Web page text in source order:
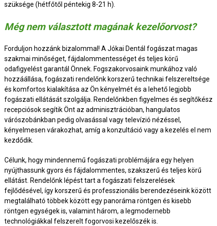
szüksége (hétfőtől péntekig 8-21 h).
Még nem választott magának kezelőorvost?
Forduljon hozzánk bizalommal! A Jókai Dentál fogászat magas
szakmai minőséget, fájdalommentességet és teljes körű
odafigyelést garantál Önnek. Fogszakorvosaink munkához való
hozzáállása, fogászati rendelőnk korszerű technikai felszereltsége
és komfortos kialakítása az Ön kényelmét és a lehető legjobb
fogászati ellátását szolgálja. Rendelőnkben figyelmes és segítőkész
recepciósok segítik Önt az adminisztrációban, hangulatos
várószobánkban pedig olvasással vagy televízió nézéssel,
kényelmesen várakozhat, amíg a konzultáció vagy a kezelés el nem
kezdődik.
Célunk, hogy mindennemű fogászati problémájára egy helyen
nyújthassunk gyors és fájdalommentes, szakszerű és teljes körű
ellátást. Rendelőnk lépést tart a fogászati felszerelések
fejlődésével, így korszerű és professzionális berendezéseink között
megtalálható többek között egy panoráma röntgen és kisebb
röntgen egységek is, valamint három, a legmodernebb
technológiákkal felszerelt fogorvosi kezelőszék is.